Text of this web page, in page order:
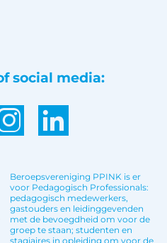
social media:
Beroepsvereniging PPINK is er
voor Pedagogisch Professionals:
pedagogisch medewerkers,
gastouders en leidinggevenden
met de bevoegdheid om voor de
groep te staan; studenten en
stagiaires in opleiding om voor de